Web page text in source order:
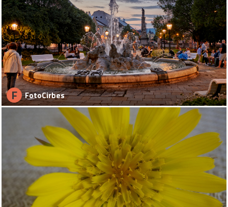
F FotoCirbes